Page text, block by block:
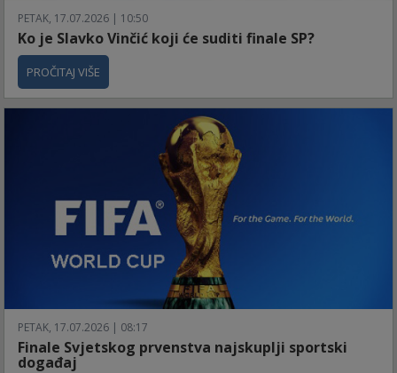
PETAK, 17.07.2026 | 10:50
Ko je Slavko Vinčić koji će suditi finale SP?
PROČITAJ VIŠE
PETAK, 17.07.2026 | 08:17
Finale Svjetskog prvenstva najskuplji sportski
događaj